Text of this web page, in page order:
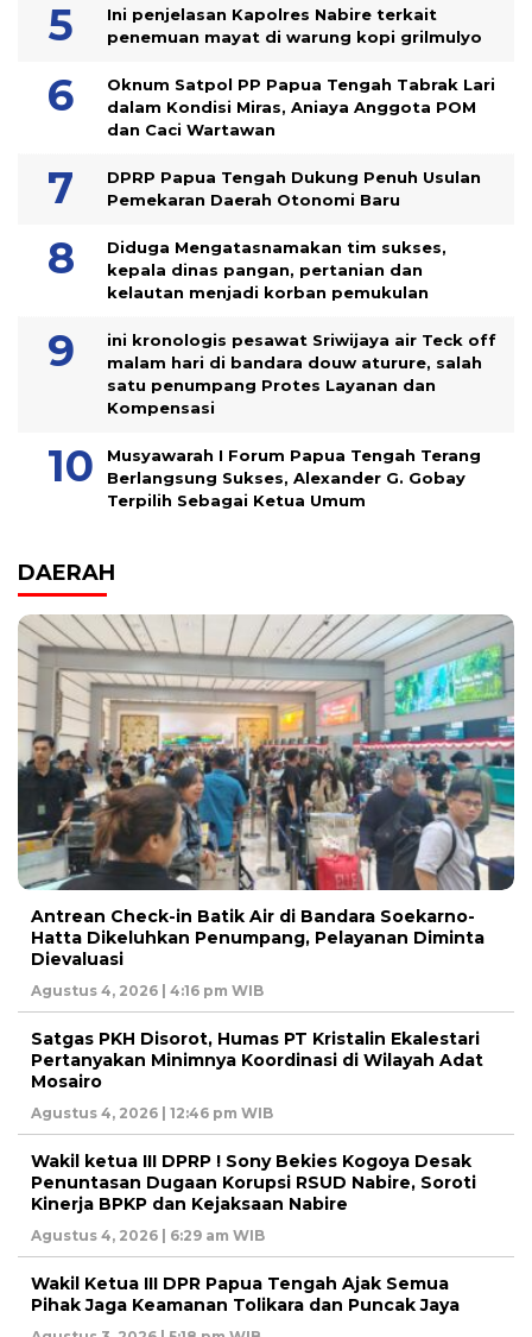
Ini penjelasan Kapolres Nabire terkait
penemuan mayat di warung kopi grilmulyo
Oknum Satpol PP Papua Tengah Tabrak Lari
dalam Kondisi Miras, Aniaya Anggota POM
dan Caci Wartawan
DPRP Papua Tengah Dukung Penuh Usulan
Pemekaran Daerah Otonomi Baru
Diduga Mengatasnamakan tim sukses,
kepala dinas pangan, pertanian dan
kelautan menjadi korban pemukulan
ini kronologis pesawat Sriwijaya air Teck off
malam hari di bandara douw aturure, salah
satu penumpang Protes Layanan dan
Kompensasi
Musyawarah I Forum Papua Tengah Terang
Berlangsung Sukses, Alexander G. Gobay
Terpilih Sebagai Ketua Umum
DAERAH
Antrean Check-in Batik Air di Bandara Soekarno-
Hatta Dikeluhkan Penumpang, Pelayanan Diminta
Dievaluasi
Agustus 4, 2026 | 4:16 pm WIB
Satgas PKH Disorot, Humas PT Kristalin Ekalestari
Pertanyakan Minimnya Koordinasi di Wilayah Adat
Mosairo
Agustus 4, 2026 | 12:46 pm WIB
Wakil ketua III DPRP ! Sony Bekies Kogoya Desak
Penuntasan Dugaan Korupsi RSUD Nabire, Soroti
Kinerja BPKP dan Kejaksaan Nabire
Agustus 4, 2026 | 6:29 am WIB
Wakil Ketua III DPR Papua Tengah Ajak Semua
Pihak Jaga Keamanan Tolikara dan Puncak Jaya